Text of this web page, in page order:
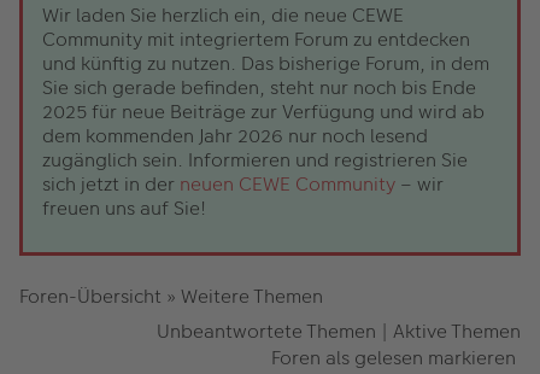
Wir laden Sie herzlich ein, die neue CEWE
Community mit integriertem Forum zu entdecken
und künftig zu nutzen. Das bisherige Forum, in dem
Sie sich gerade befinden, steht nur noch bis Ende
2025 für neue Beiträge zur Verfügung und wird ab
dem kommenden Jahr 2026 nur noch lesend
zugänglich sein. Informieren und registrieren Sie
sich jetzt in der neuen CEWE Community – wir
freuen uns auf Sie!
Foren-Übersicht » Weitere Themen
Unbeantwortete Themen | Aktive Themen
Foren als gelesen markieren